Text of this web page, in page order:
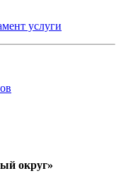
услуги
округ»